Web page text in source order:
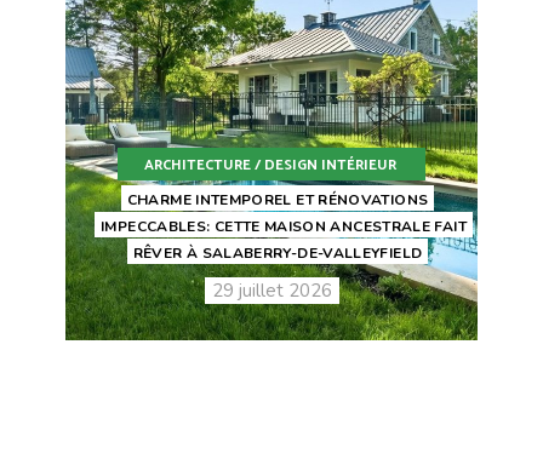
ARCHITECTURE / DESIGN INTÉRIEUR
CHARME INTEMPOREL ET RÉNOVATIONS
IMPECCABLES: CETTE MAISON ANCESTRALE FAIT
RÊVER À SALABERRY-DE-VALLEYFIELD
29 juillet 2026